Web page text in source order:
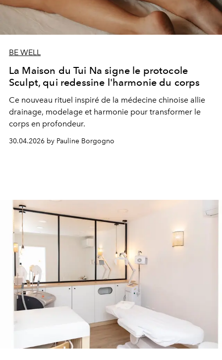
BE WELL
La Maison du Tui Na signe le protocole
Sculpt, qui redessine l'harmonie du corps
Ce nouveau rituel inspiré de la médecine chinoise allie
drainage, modelage et harmonie pour transformer le
corps en profondeur.
30.04.2026 by Pauline Borgogno